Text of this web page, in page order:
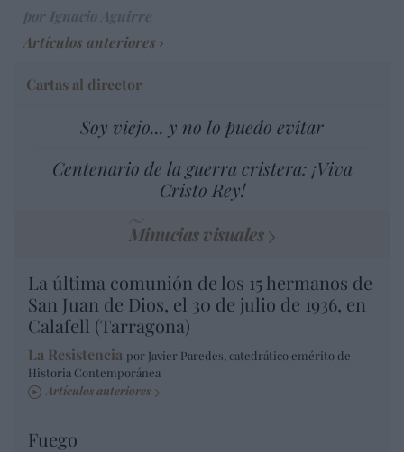
Artículos anteriores
Cartas al director
Soy viejo... y no lo puedo evitar
Centenario de la guerra cristera: ¡Viva
Cristo Rey!
Minucias visuales
La última comunión de los 15 hermanos de
San Juan de Dios, el 30 de julio de 1936, en
Calafell (Tarragona)
La Resistencia por Javier Paredes, catedrático emérito de
Historia Contemporánea
Artículos anteriores
Fuego